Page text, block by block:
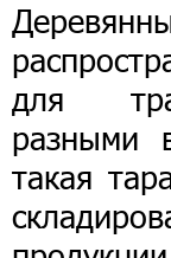
для
разными
такая